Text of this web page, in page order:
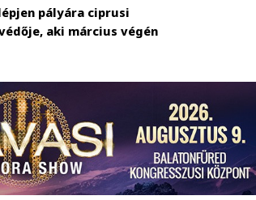
pályára ciprusi
aki március végén